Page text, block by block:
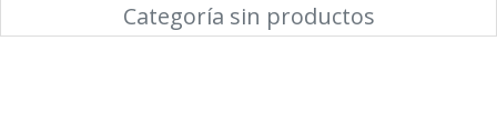
Categoría sin productos